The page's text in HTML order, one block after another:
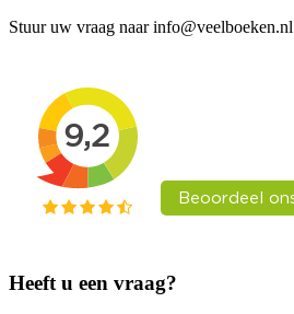
Stuur uw vraag naar info@veelboeken.nl
Heeft u een vraag?